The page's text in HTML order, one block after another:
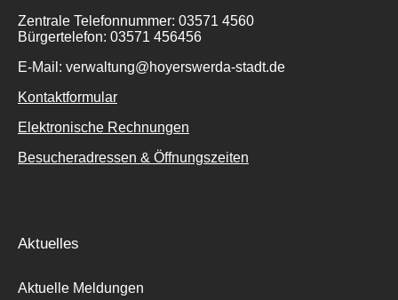
Zentrale Telefonnummer: 03571 4560
Bürgertelefon: 03571 456456
E-Mail: verwaltung@hoyerswerda-stadt.de
Kontaktformular
Elektronische Rechnungen
Besucheradressen & Öffnungszeiten
Aktuelles
Aktuelle Meldungen